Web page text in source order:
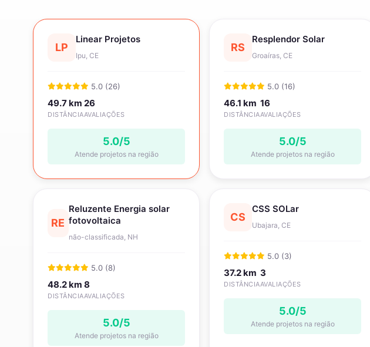
LP
Linear Projetos
Ipu, CE
5.0 (26)
49.7 km
DISTÂNCIA
26
AVALIAÇÕES
5.0/5
Atende projetos na região
RS
Resplendor Solar
Groaíras, CE
5.0 (16)
46.1 km
DISTÂNCIA
16
AVALIAÇÕES
5.0/5
Atende projetos na região
RE
Reluzente Energia solar
fotovoltaica
não-classificada, NH
5.0 (8)
48.2 km
DISTÂNCIA
8
AVALIAÇÕES
5.0/5
Atende projetos na região
CS
CSS SOLar
Ubajara, CE
5.0 (3)
37.2 km
DISTÂNCIA
3
AVALIAÇÕES
5.0/5
Atende projetos na região